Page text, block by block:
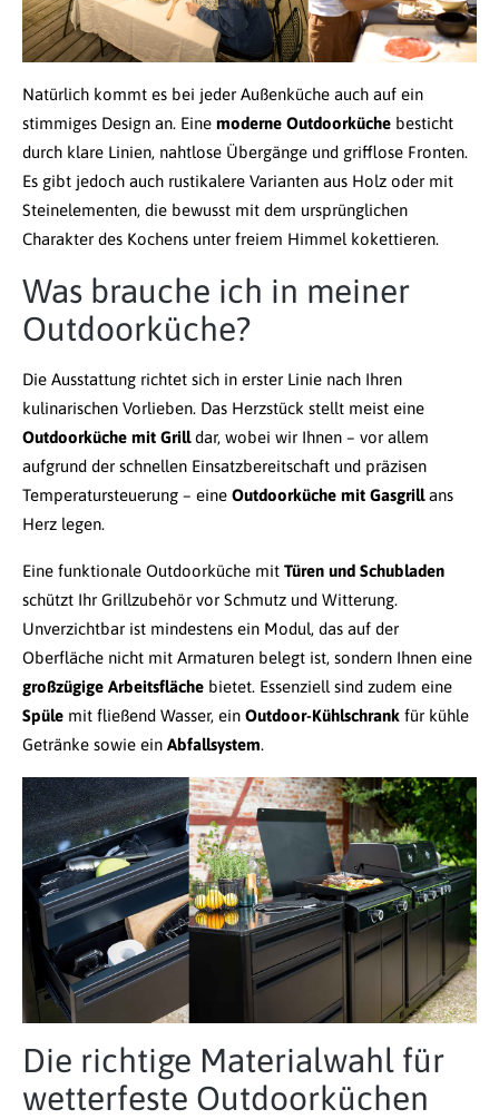
Natürlich kommt es bei jeder Außenküche auch auf ein
stimmiges Design an. Eine moderne Outdoorküche besticht
durch klare Linien, nahtlose Übergänge und grifflose Fronten.
Es gibt jedoch auch rustikalere Varianten aus Holz oder mit
Steinelementen, die bewusst mit dem ursprünglichen
Charakter des Kochens unter freiem Himmel kokettieren.
Was brauche ich in meiner
Outdoorküche?
Die Ausstattung richtet sich in erster Linie nach Ihren
kulinarischen Vorlieben. Das Herzstück stellt meist eine
Outdoorküche mit Grilldar, wobei wir Ihnen – vor allem
aufgrund der schnellen Einsatzbereitschaft und präzisen
Temperatursteuerung – eine Outdoorküche mit Gasgrillans
Herz legen.
Eine funktionale Outdoorküche mit Türen und Schubladen
schützt Ihr Grillzubehör vor Schmutz und Witterung.
Unverzichtbar ist mindestens ein Modul, das auf der
Oberfläche nicht mit Armaturen belegt ist, sondern Ihnen eine
großzügige Arbeitsfläche bietet. Essenziell sind zudem eine
Spüle mit fließend Wasser, ein Outdoor-Kühlschrank für kühle
Getränke sowie ein Abfallsystem.
Die richtige Materialwahl für
wetterfeste Outdoorküchen